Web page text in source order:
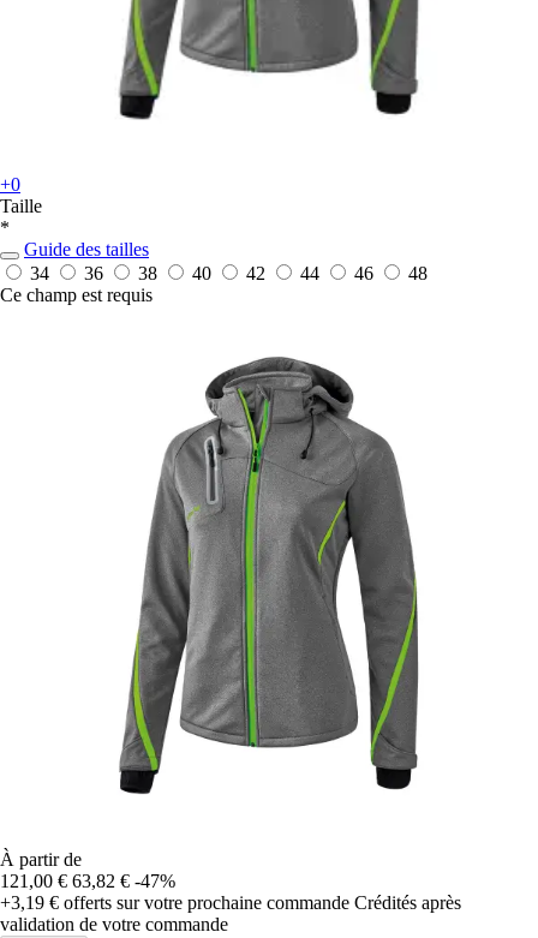
+0
Taille
*
Guide des tailles
34
36 38 40 42 44 46
48
Ce champ est requis
À partir de
121,00 € 63,82 € -47%
+3,19 € offerts sur votre prochaine commande Crédités après
validation de votre commande